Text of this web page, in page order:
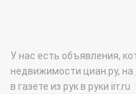
У нас есть объявления,
недвижимости циан.ру,
в газете из рук в руки irr.ru